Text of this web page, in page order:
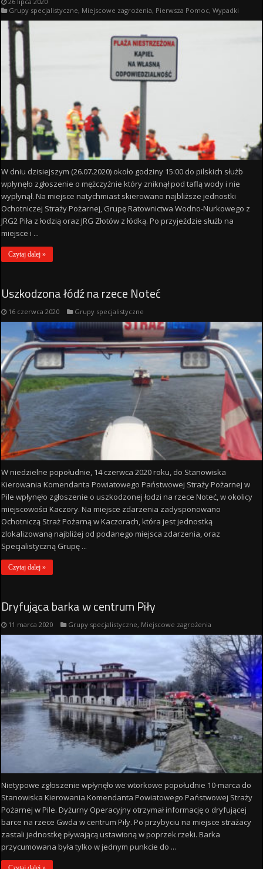
Grupy specjalistyczne, Miejscowe zagrożenia, Pierwsza Pomoc,Wypadki
W dniu dzisiejszym (26.07.2020) około godziny 15:00 do pilskich służb
wpłynęło zgłoszenie o mężczyźnie który zniknął pod taflą wody i nie
wypłynął. Na miejsce natychmiast skierowano najbliższe jednostki
Ochotniczej Straży Pożarnej, Grupę Ratownictwa Wodno-Nurkowego z
JRG2 Piła z łodzią oraz JRG Złotów z łódką. Po przyjeździe służb na
miejsce i ...
Czytaj dalej »
Uszkodzona łódź na rzece Noteć
16 czerwca 2020 Grupy specjalistyczne
W niedzielne popołudnie, 14 czerwca 2020 roku, do Stanowiska
Kierowania Komendanta Powiatowego Państwowej Straży Pożarnej w
Pile wpłynęło zgłoszenie o uszkodzonej łodzi na rzece Noteć, w okolicy
miejscowości Kaczory. Na miejsce zdarzenia zadysponowano
Ochotniczą Straż Pożarną w Kaczorach, która jest jednostką
zlokalizowaną najbliżej od podanego miejsca zdarzenia, oraz
Specjalistyczną Grupę ...
Czytaj dalej »
Dryfująca barka w centrum Piły
11 marca 2020 Grupy specjalistyczne, Miejscowe zagrożenia
Nietypowe zgłoszenie wpłynęło we wtorkowe popołudnie 10-marca do
Stanowiska Kierowania Komendanta Powiatowego Państwowej Straży
Pożarnej w Pile. Dyżurny Operacyjny otrzymał informację o dryfującej
barce na rzece Gwda w centrum Piły. Po przybyciu na miejsce strażacy
zastali jednostkę pływającą ustawioną w poprzek rzeki. Barka
przycumowana była tylko w jednym punkcie do ...